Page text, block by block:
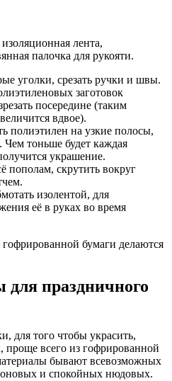
лента,
палочка для рукояти.
уголки, срезать ручки и швы.
заготовок
посередине (таким
вдвое).
полиэтилен на узкие полосы,
Чем тоньше будет каждая
украшение.
пополам, скрутить вокруг
изолентой, для
её в руках во время
бумаги делаются
праздничного
для того чтобы украсить,
проще всего из гофрированной
бывают всевозможных
и спокойных нюдовых.